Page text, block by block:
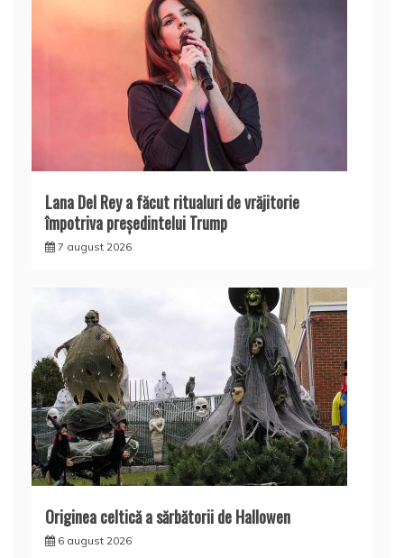
Lana Del Rey a făcut ritualuri de vrăjitorie
împotriva președintelui Trump
7 august 2026
Originea celtică a sărbătorii de Hallowen
6 august 2026